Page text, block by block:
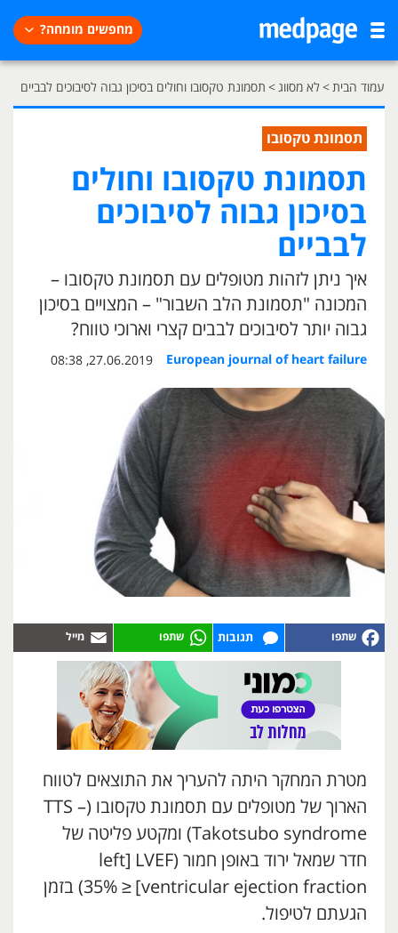
מחפשים מומחה?
עמוד הבית>לא מסווג> תסמונת טקסובו וחולים בסיכון גבוה לסיבוכים לבביים
תסמונת טקסובו
תסמונת טקסובו וחולים
בסיכון גבוה לסיבוכים
לבביים
איך ניתן לזהות מטופלים עם תסמונת טקסובו –
המכונה "תסמונת הלב השבור" – המצויים בסיכון
גבוה יותר לסיבוכים לבבים קצרי וארוכי טווח?
European journal of heart failure
27.06.2019, 08:38
תגובות
מטרת המחקר היתה להעריך את התוצאים לטווח
הארוך של מטופלים עם תסמונת טקסובו (TTS –
Takotsubo syndrome) ומקטע פליטה של
חדר שמאל ירוד באופן חמור (LVEF
[left
ventricular ejection fraction]
≤ 35%) בזמן
הגעתם לטיפול.